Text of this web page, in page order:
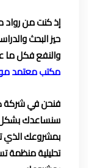
إذ كنت من
حيز البحث
والنفع فكل ما
مكتب معتمد
فنحن في
سنساعدك بشكل
بمشروعك الذي
تحليلية منظمة